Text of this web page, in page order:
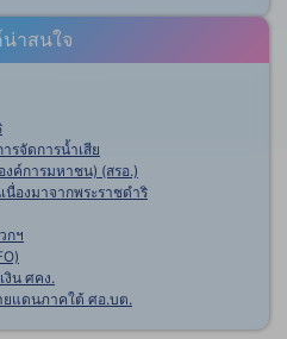
าสนใจ
รจัดการน้ำเสีย
งค์การมหาชน) (สรอ.)
นื่องมาจากพระราชดำริ
กฯ
งิน ศคง.
ยแดนภาคใต้ ศอ.บต.